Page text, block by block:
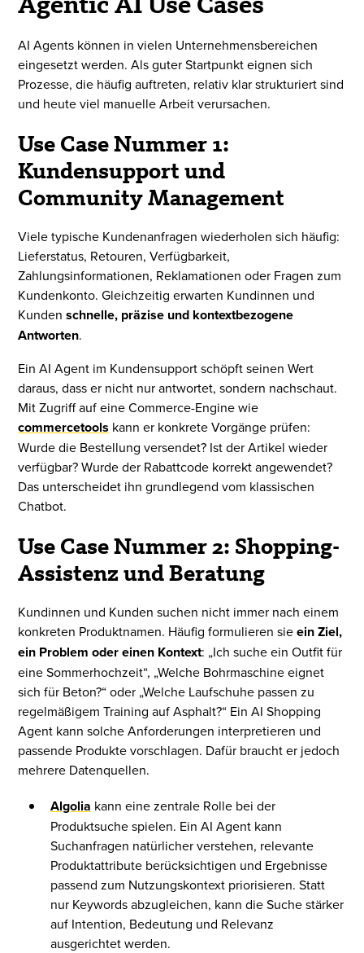
Agentic AI Use Cases
AI Agents können in vielen Unternehmensbereichen
eingesetzt werden. Als guter Startpunkt eignen sich
Prozesse, die häufig auftreten, relativ klar strukturiert sind
und heute viel manuelle Arbeit verursachen.
Use Case Nummer 1:
Kundensupport und
Community Management
Viele typische Kundenanfragen wiederholen sich häufig:
Lieferstatus, Retouren, Verfügbarkeit,
Zahlungsinformationen, Reklamationen oder Fragen zum
Kundenkonto. Gleichzeitig erwarten Kundinnen und
Kundenschnelle, präzise und kontextbezogene
Antworten.
Ein AI Agent im Kundensupport schöpft seinen Wert
daraus, dass er nicht nur antwortet, sondern nachschaut.
Mit Zugriff auf eine Commerce-Engine wie
commercetools kann er konkrete Vorgänge prüfen:
Wurde die Bestellung versendet? Ist der Artikel wieder
verfügbar? Wurde der Rabattcode korrekt angewendet?
Das unterscheidet ihn grundlegend vom klassischen
Chatbot.
Use Case Nummer 2: Shopping-
Assistenz und Beratung
Kundinnen und Kunden suchen nicht immer nach einem
konkreten Produktnamen. Häufig formulieren sieein Ziel,
ein Problem oder einen Kontext: „Ich suche ein Outfit für
eine Sommerhochzeit“, „Welche Bohrmaschine eignet
sich für Beton?“ oder „Welche Laufschuhe passen zu
regelmäßigem Training auf Asphalt?“ Ein AI Shopping
Agent kann solche Anforderungen interpretieren und
passende Produkte vorschlagen. Dafür braucht er jedoch
mehrere Datenquellen.
Algolia kann eine zentrale Rolle bei der
Produktsuche spielen. Ein AI Agent kann
Suchanfragen natürlicher verstehen, relevante
Produktattribute berücksichtigen und Ergebnisse
passend zum Nutzungskontext priorisieren. Statt
nur Keywords abzugleichen, kann die Suche stärker
auf Intention, Bedeutung und Relevanz
ausgerichtet werden.